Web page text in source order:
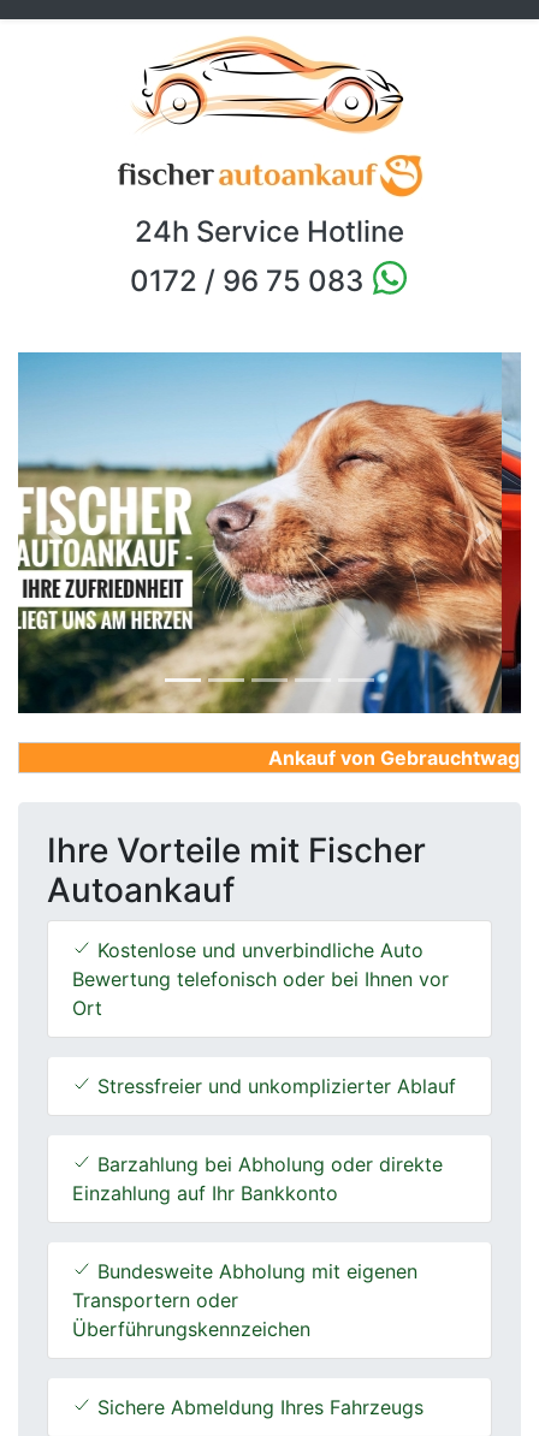
24h Service Hotline
0172 / 96 75 083
Previous Next
Ankauf von
Ihre Vorteile mit Fischer
Autoankauf
Kostenlose und unverbindliche Auto
Bewertung telefonisch oder bei Ihnen vor
Ort
Stressfreier und unkomplizierter Ablauf
Barzahlung bei Abholung oder direkte
Einzahlung auf Ihr Bankkonto
Bundesweite Abholung mit eigenen
Transportern oder
Überführungskennzeichen
Sichere Abmeldung Ihres Fahrzeugs